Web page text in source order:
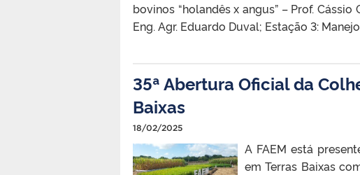
bovinos “holandês x angus” – Prof.
Eng. Agr. Eduardo Duval; Estação 3:
35ª Abertura Oficial da
Baixas
18/02/2025
A FAEM está
em Terras Baixas